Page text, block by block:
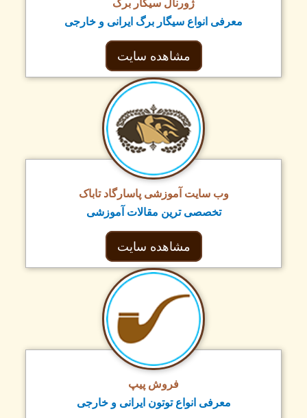
ژورنال سیگار برگ
معرفی انواع سیگار برگ ایرانی و خارجی
مشاهده سایت
وب سایت آموزشی پاسارگاد تاباک
تخصصی ترین مقالات آموزشی
مشاهده سایت
فروش پیپ
معرفی انواع توتون ایرانی و خارجی